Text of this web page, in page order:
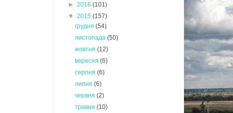
► 2016 (101)
▼ 2015 (157)
грудня(54)
листопада(50)
жовтня(12)
вересня(6)
серпня(6)
липня(6)
червня(2)
травня(10)